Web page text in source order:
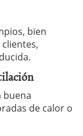
bien
buena
de calor o